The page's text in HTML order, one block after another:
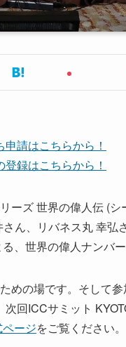
請はこちらから！
録はこちらから！
ーズ 世界の偉人伝 (
ん、リバネス丸 幸弘
、世界の偉人ナンバ
めの場です。そして
回ICCサミット
ージをご覧ください。